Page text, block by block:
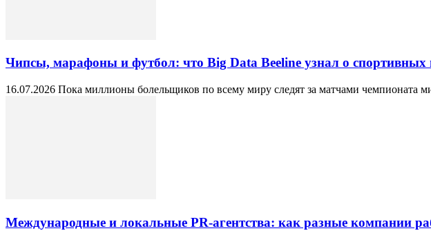
Чипсы, марафоны и футбол: что Big Data Beeline узнал о спортивных
16.07.2026 Пока миллионы болельщиков по всему миру следят за матчами чемпионата
Международные и локальные PR-агентства: как разные компании